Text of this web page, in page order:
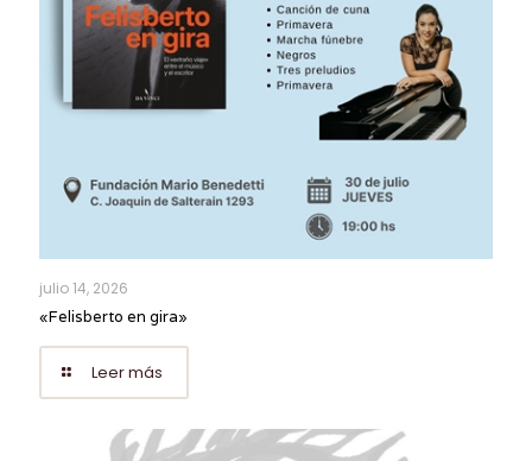
julio 14, 2026
«Felisberto en gira»
Leer más